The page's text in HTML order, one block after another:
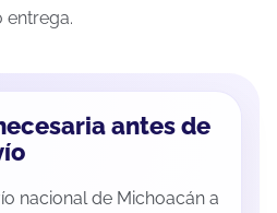
entrega.
antes de
nacional de Michoacán a